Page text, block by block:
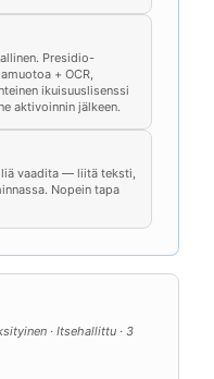
Presidio-
+ OCR,
ikuisuuslisenssi
aktivoinnin jälkeen.
vaadita — liitä teksti,
Nopein tapa
· Itsehallittu · 3